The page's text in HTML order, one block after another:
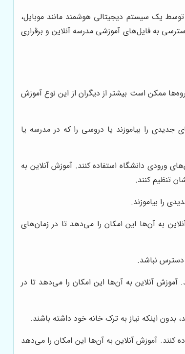
یک سیستم دیجیتالی هوشمند مانند موبایل،
به فایل‌های آموزشی مدرسه آنلاین و برقراری
ممکن است بیشتر از دیگران از این نوع آموزش
را بیاموزند یا دروسی را که در مدرسه یا
ورودی دانشگاه استفاده کنند. آموزش آنلاین به
تنظیم کنند.
را بیاموزند.
به آن‌ها این امکان را می‌دهد تا در زمان‌های
دسترس نباشد.
آموزش آنلاین به آن‌ها این امکان را می‌دهد تا در
بدون اینکه نیاز به ترک خانه خود داشته باشند.
کنند. آموزش آنلاین به آن‌ها این امکان را می‌دهد